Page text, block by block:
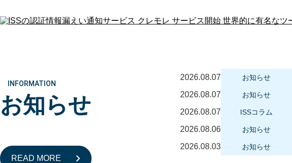
INFORMATION
お知らせ
READ MORE
2026.08.07 お知らせ
2026.08.07 お知らせ
2026.08.07 ISSコラム
2026.08.06 お知らせ
2026.08.03 お知らせ